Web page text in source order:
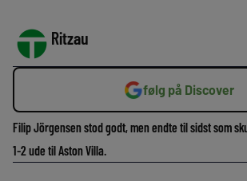
Ritzau
følg på Discover
Filip Jörgensen stod godt, men endte til sidst som
1-2 ude til Aston Villa.